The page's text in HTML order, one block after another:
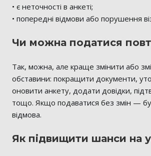
• є неточності в анкеті;
• попередні відмови або порушення
Чи можна податися
Так, можна, але краще змінити або
обставини: покращити документи,
оновити анкету, додати довідки,
тощо. Якщо подаватися без змін —
відмова.
Як підвищити шанси на